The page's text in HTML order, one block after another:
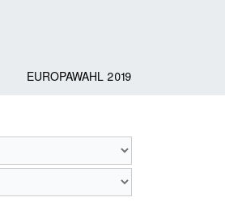
EUROPAWAHL 2019